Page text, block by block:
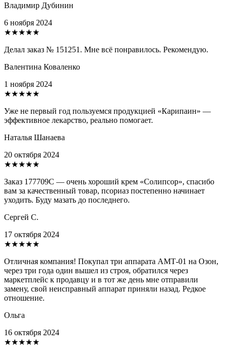
Владимир Дубинин
6 ноября 2024
★★★★★
Делал заказ № 151251. Мне всё понравилось. Рекомендую.
Валентина Коваленко
1 ноября 2024
★★★★★
Уже не первый год пользуемся продукцией «Карипаин» —
эффективное лекарство, реально помогает.
Наталья Шанаева
20 октября 2024
★★★★★
Заказ 177709С — очень хороший крем «Солипсор», спасибо
вам за качественный товар, псориаз постепенно начинает
уходить. Буду мазать до последнего.
Сергей С.
17 октября 2024
★★★★★
Отличная компания! Покупал три аппарата АМТ-01 на Озон,
через три года один вышел из строя, обратился через
маркетплейс к продавцу и в тот же день мне отправили
замену, свой неисправный аппарат приняли назад. Редкое
отношение.
Ольга
16 октября 2024
★★★★★